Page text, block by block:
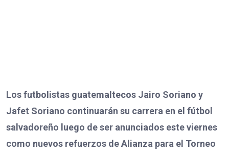
Los futbolistas guatemaltecos Jairo Soriano y
Jafet Soriano continuarán su carrera en el fútbol
salvadoreño luego de ser anunciados este viernes
como nuevos refuerzos de Alianza para el Torneo